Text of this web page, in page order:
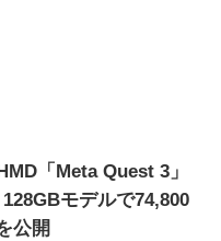
「Meta Quest 3」
モデルで74,800
公開